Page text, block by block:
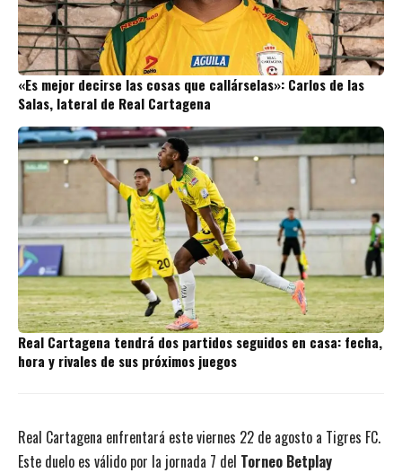
«Es mejor decirse las cosas que callárselas»: Carlos de las
Salas, lateral de Real Cartagena
Real Cartagena tendrá dos partidos seguidos en casa: fecha,
hora y rivales de sus próximos juegos
Real Cartagena enfrentará este viernes 22 de agosto a Tigres FC.
Este duelo es válido por la jornada 7 del Torneo Betplay